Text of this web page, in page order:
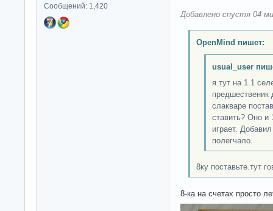
Сообщений: 1,420
Добавлено спустя 04
OpenMind пишет:
usual_user
я тут на 1.1
предшественик
слакваре
ставить? Оно и
играет.
полегчало.
8ку поставьте.тут
8-ка на счетах просто